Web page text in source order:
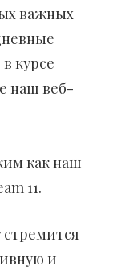
важных
курсе
наш веб-
как наш
11.
и